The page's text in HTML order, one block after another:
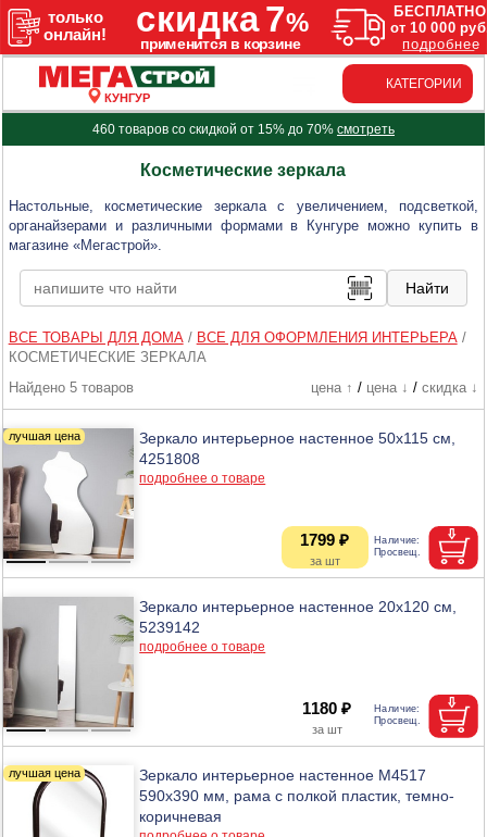
КУНГУР
КАТЕГОРИИ
460 товаров со скидкой от 15% до 70% смотреть
Косметические зеркала
Настольные, косметические зеркала с увеличением, подсветкой,
органайзерами и различными формами в Кунгуре можно купить в
магазине «Мегастрой».
ВСЕ ТОВАРЫ ДЛЯ ДОМА/ ВСЕ ДЛЯ ОФОРМЛЕНИЯ ИНТЕРЬЕРА/
КОСМЕТИЧЕСКИЕ ЗЕРКАЛА
Найдено 5 товаров
цена ↑ / цена ↓ / скидка ↓
Зеркало интерьерное настенное 50х115 см,
4251808
подробнее о товаре
1799 ₽
Зеркало интерьерное настенное 20х120 см,
5239142
подробнее о товаре
1180 ₽
Зеркало интерьерное настенное М4517
590х390 мм, рама с полкой пластик, темно-
коричневая